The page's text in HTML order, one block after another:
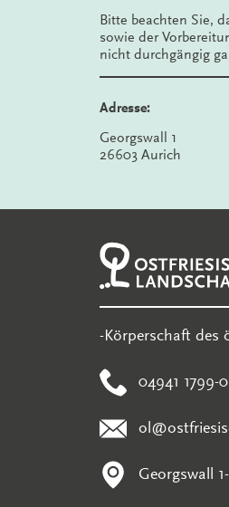
Bitte beachten Sie,
sowie der
nicht durchgängig
Adresse:
Georgswall 1
26603 Aurich
-Körperschaft des
04941 1799-0
Georgswall